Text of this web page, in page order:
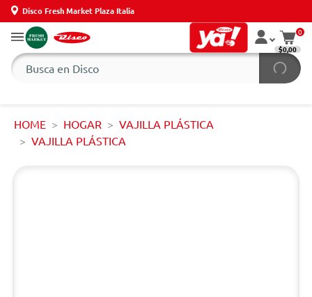
Disco Fresh Market Plaza Italia
0
$0,00
HOME HOGAR
VAJILLA PLÁSTICA
VAJILLA PLÁSTICA